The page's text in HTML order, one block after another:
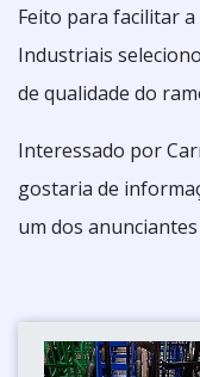
Feito para facilitar
Industriais
de qualidade do
Interessado por
gostaria de
um dos